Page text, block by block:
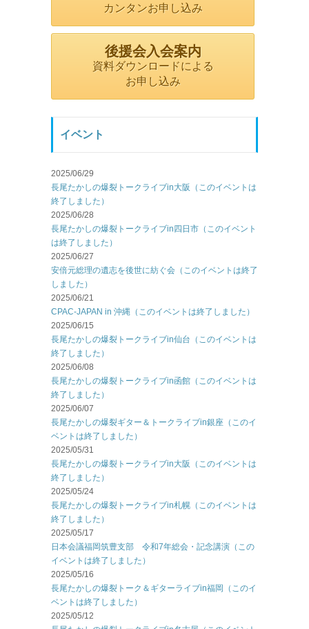
カンタンお申し込み
後援会入会案内
資料ダウンロードによる
お申し込み
イベント
2025/06/29
長尾たかしの爆裂トークライブin大阪（このイベントは
終了しました）
2025/06/28
長尾たかしの爆裂トークライブin四日市（このイベント
は終了しました）
2025/06/27
安倍元総理の遺志を後世に紡ぐ会（このイベントは終了
しました）
2025/06/21
CPAC-JAPAN in 沖縄（このイベントは終了しました）
2025/06/15
長尾たかしの爆裂トークライブin仙台（このイベントは
終了しました）
2025/06/08
長尾たかしの爆裂トークライブin函館（このイベントは
終了しました）
2025/06/07
長尾たかしの爆裂ギター＆トークライブin銀座（このイ
ベントは終了しました）
2025/05/31
長尾たかしの爆裂トークライブin大阪（このイベントは
終了しました）
2025/05/24
長尾たかしの爆裂トークライブin札幌（このイベントは
終了しました）
2025/05/17
日本会議福岡筑豊支部 令和7年総会・記念講演（この
イベントは終了しました）
2025/05/16
長尾たかしの爆裂トーク＆ギターライブin福岡（このイ
ベントは終了しました）
2025/05/12